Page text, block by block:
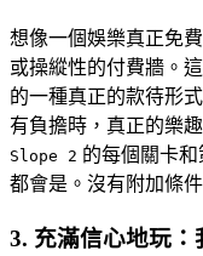
想像一個娛樂真正免
或操縱性的付費牆。
的一種真正的款待形
有負擔時，真正的樂
Slope 2 的每個關卡
都會是。沒有附加條
3. 充滿信心地玩